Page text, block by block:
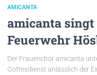
AMICANTA
amicanta
Feuerwehr
Der Frauenchor amicanta
Gottesdienst anlässlich der